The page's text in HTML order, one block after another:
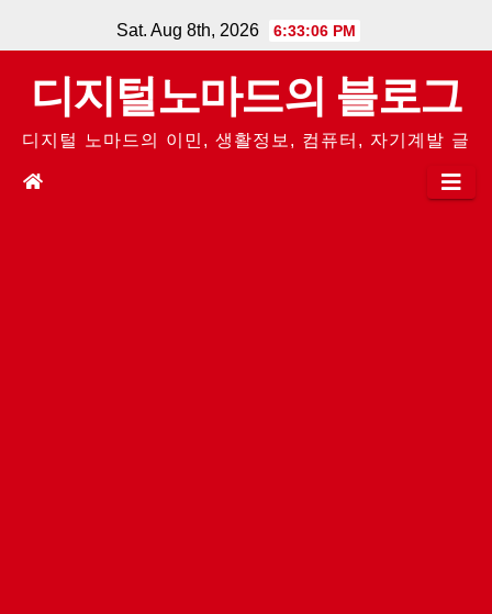
to
content
Sat. Aug 8th, 2026 6:33:06 PM
디지털노마드의 블로그
디지털 노마드의 이민, 생활정보, 컴퓨터, 자기계발 글